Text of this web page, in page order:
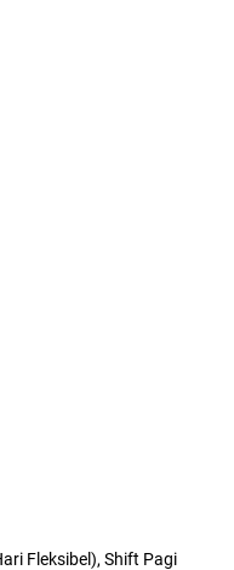
Fleksibel), Shift Pagi